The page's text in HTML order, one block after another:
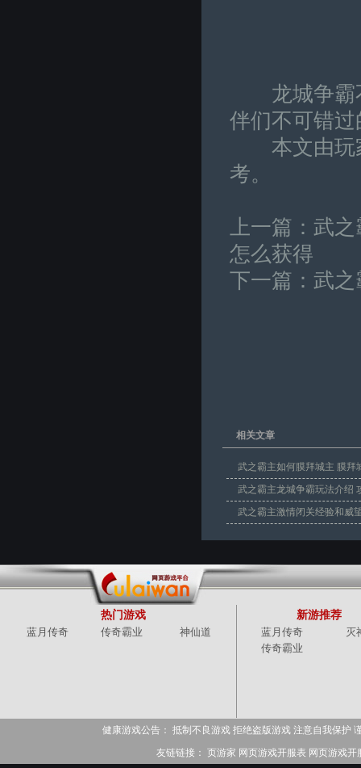
龙城争霸不
伴们不可错
本文由玩家
考。
上一篇： 武之
怎么获得
下一篇： 武之
相关文章
武之霸主如何膜拜城主 膜拜
武之霸主龙城争霸玩法介绍
武之霸主激情闭关经验和威
热门游戏
蓝月传奇 传奇霸业 神仙道
新游推荐
蓝月传奇
灭
传奇霸业
健康游戏公告： 抵制不良游戏 拒绝盗版游戏 注意自我保护
友链链接：页游家 网页游戏开服表 网页游戏开